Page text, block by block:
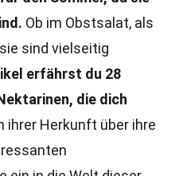
Ob im Obstsalat, als
sind vielseitig
erfährst du 28
die dich
ihrer Herkunft über ihre